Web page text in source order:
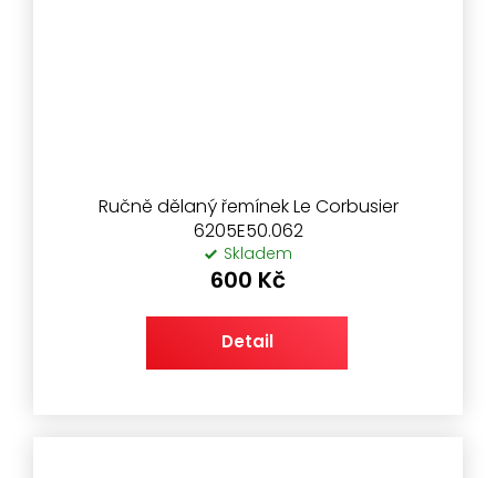
Ručně dělaný řemínek Le Corbusier
6205E50.062
Skladem
600 Kč
Detail